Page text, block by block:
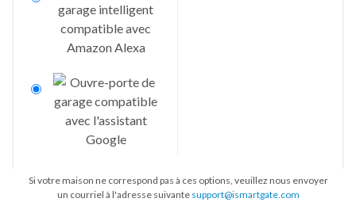
Si votre maison ne correspond pas à ces options, veuillez nous envoyer
un courriel à l'adresse suivante support@ismartgate.com